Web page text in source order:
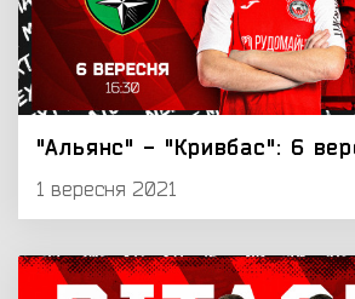
"Альянс" - "Кривбас": 6
1 вересня 2021